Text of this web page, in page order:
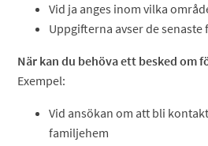
Vid ja anges inom vilka
Uppgifterna avser de senaste
När kan du behöva ett besked om
Exempel:
Vid ansökan om att bli
familjehem